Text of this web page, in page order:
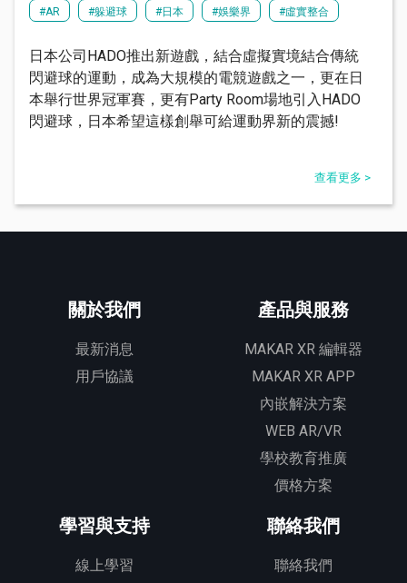
#AR #躲避球 #日本 #娛樂界 #虛實整合
日本公司HADO推出新遊戲，結合虛擬實境結合傳統
閃避球的運動，成為大規模的電競遊戲之一，更在日
本舉行世界冠軍賽，更有Party Room場地引入HADO
閃避球，日本希望這樣創舉可給運動界新的震撼!
查看更多 >
關於我們
最新消息
用戶協議
產品與服務
MAKAR XR 編輯器
MAKAR XR APP
內嵌解決方案
WEB AR/VR
學校教育推廣
價格方案
學習與支持
線上學習
聯絡我們
聯絡我們